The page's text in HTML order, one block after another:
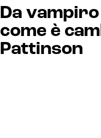
Da
come è
Pattinson